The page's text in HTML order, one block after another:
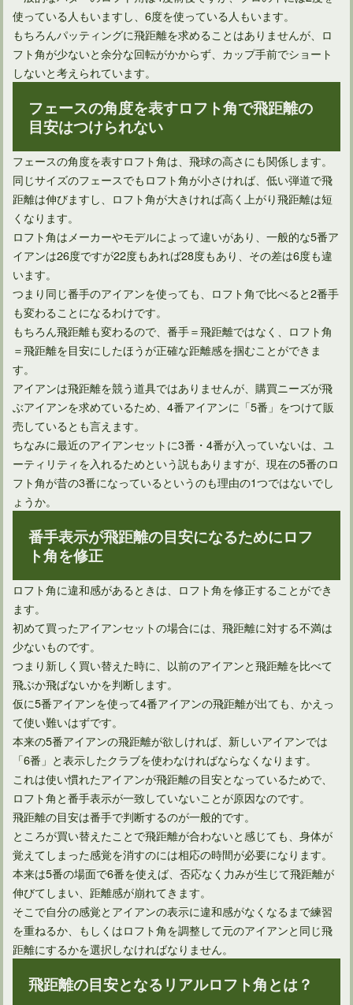
ゴルフ上達！左肩が開くとなぜだめなのか？原因と対処法！
ゴルフ場でのラウンド中に当たらないときの原因と対策法
ゴルフ練習場の持ち物リストに入れておきたい上達グッズ
ゴルフのアドレスで「スタンスを肩幅に」って本当に正しい？
使っている人もいますし、6度を使っている人もいます。
もちろんパッティングに飛距離を求めることはありませんが、ロ
フト角が少ないと余分な回転がかからず、カップ手前でショート
しないと考えられています。
フェースの角度を表すロフト角で飛距離の
目安はつけられない
フェースの角度を表すロフト角は、飛球の高さにも関係します。
同じサイズのフェースでもロフト角が小さければ、低い弾道で飛
距離は伸びますし、ロフト角が大きければ高く上がり飛距離は短
くなります。
ロフト角はメーカーやモデルによって違いがあり、一般的な5番ア
イアンは26度ですが22度もあれば28度もあり、その差は6度も違
います。
つまり同じ番手のアイアンを使っても、ロフト角で比べると2番手
も変わることになるわけです。
もちろん飛距離も変わるので、番手＝飛距離ではなく、ロフト角
＝飛距離を目安にしたほうが正確な距離感を掴むことができま
す。
アイアンは飛距離を競う道具ではありませんが、購買ニーズが飛
ぶアイアンを求めているため、4番アイアンに「5番」をつけて販
売しているとも言えます。
ちなみに最近のアイアンセットに3番・4番が入っていないは、ユ
ーティリティを入れるためという説もありますが、現在の5番のロ
フト角が昔の3番になっているというのも理由の1つではないでし
ょうか。
番手表示が飛距離の目安になるためにロフ
ト角を修正
ロフト角に違和感があるときは、ロフト角を修正することができ
ます。
初めて買ったアイアンセットの場合には、飛距離に対する不満は
少ないものです。
つまり新しく買い替えた時に、以前のアイアンと飛距離を比べて
飛ぶか飛ばないかを判断します。
仮に5番アイアンを使って4番アイアンの飛距離が出ても、かえっ
て使い難いはずです。
本来の5番アイアンの飛距離が欲しければ、新しいアイアンでは
「6番」と表示したクラブを使わなければならなくなります。
これは使い慣れたアイアンが飛距離の目安となっているためで、
ロフト角と番手表示が一致していないことが原因なのです。
飛距離の目安は番手で判断するのが一般的です。
ところが買い替えたことで飛距離が合わないと感じても、身体が
覚えてしまった感覚を消すのには相応の時間が必要になります。
本来は5番の場面で6番を使えば、否応なく力みが生じて飛距離が
伸びてしまい、距離感が崩れてきます。
そこで自分の感覚とアイアンの表示に違和感がなくなるまで練習
を重ねるか、もしくはロフト角を調整して元のアイアンと同じ飛
距離にするかを選択しなければなりません。
飛距離の目安となるリアルロフト角とは？